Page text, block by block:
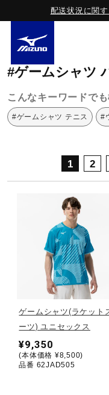
配送状況に関
ライフスタ
ランニング
サッカー／
トレーニング
ゴルフ
ミズノ公式オンライン
#ゲームシャツ
こんなキーワードで
#ゲームシャツ テニス #
1 2
ゲームシャツ(ラケット
ーツ) ユニセックス
¥9,350
(本体価格 ¥8,500)
品番 62JAD505